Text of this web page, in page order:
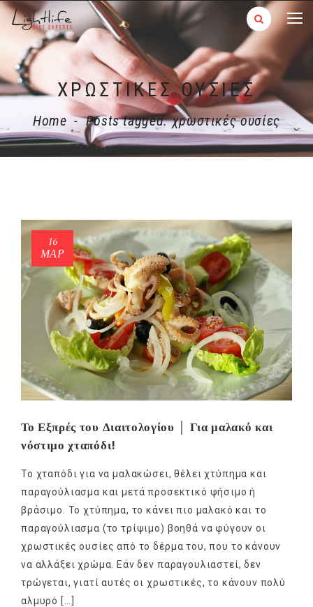
ΧΡΩΣΤΙΚΈΣ ΟΥΣΊΕΣ
Home - Posts tagged: χρωστικές ουσίες
16
ΜΑΡ
Το Εξπρές του Διαιτολογίου │ Για μαλακό και
νόστιμο χταπόδι!
Το χταπόδι για να μαλακώσει, θέλει χτύπημα και
παραγούλιασμα και μετά προσεκτικό ψήσιμο ή
βράσιμο. Το χτύπημα, το κάνει πιο μαλακό και το
παραγούλιασμα (το τρίψιμο) βοηθά να φύγουν οι
χρωστικές ουσίες από το δέρμα του, που το κάνουν
να αλλάξει χρώμα. Εάν δεν παραγουλιαστεί, δεν
τρώγεται, γιατί αυτές οι χρωστικές, το κάνουν πολύ
αλμυρό […]